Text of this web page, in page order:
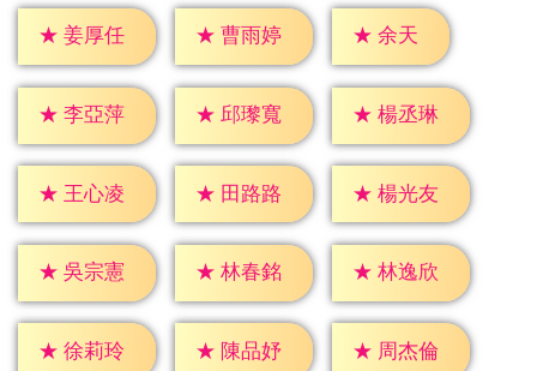
★ 姜厚任 ★ 曹雨婷 ★ 余天
★ 李亞萍 ★ 邱瓈寬 ★ 楊丞琳
★ 王心凌 ★ 田路路 ★ 楊光友
★ 吳宗憲 ★ 林春銘 ★ 林逸欣
★ 徐莉玲 ★ 陳品妤 ★ 周杰倫